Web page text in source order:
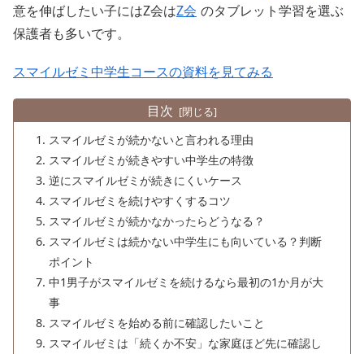
意を伸ばしたい子にはZ会はZ会 のタブレット学習を選ぶ
保護者も多いです。
スマイルゼミ中学生コースの資料を見てみる
目次
スマイルゼミが続かないと言われる理由
スマイルゼミが続きやすい中学生の特徴
逆にスマイルゼミが続きにくいケース
スマイルゼミを続けやすくするコツ
スマイルゼミが続かなかったらどうなる？
スマイルゼミは続かない中学生にも向いている？判断
ポイント
中1男子がスマイルゼミを続けるなら最初の1か月が大
事
スマイルゼミを始める前に確認したいこと
スマイルゼミは「続くか不安」な家庭ほど先に確認し